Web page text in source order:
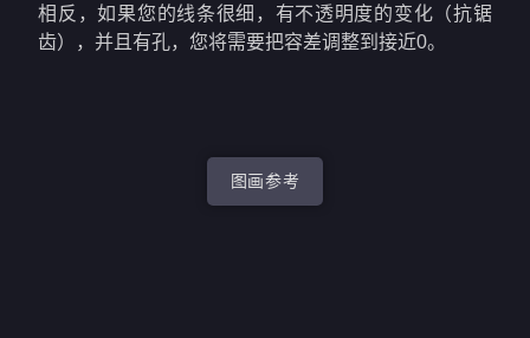
相反，如果您的线条很细，有不透明度的变化（抗锯
齿），并且有孔，您将需要把容差调整到接近0。
图画参考